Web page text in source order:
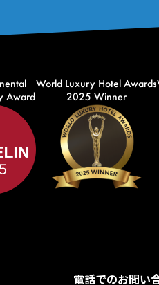
Award
World Luxury Hotel Awards
2025 Winner
電話でのお問い